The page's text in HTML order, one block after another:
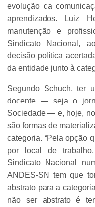
evolução da
aprendizados. Luiz
manutenção e
Sindicato Nacional,
decisão política
da entidade junto à
Segundo Schuch, ter
docente — seja o
Sociedade — e, hoje,
são formas de
categoria. “Pela opção
por local de
Sindicato Nacional
ANDES-SN tem que
abstrato para a
não ser abstrato é